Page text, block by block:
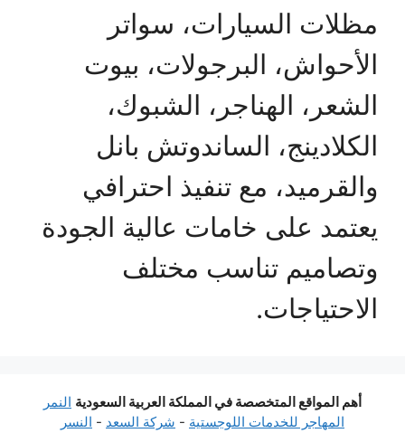
مظلات السيارات، سواتر
الأحواش، البرجولات، بيوت
الشعر، الهناجر، الشبوك،
الكلادينج، الساندوتش بانل
والقرميد، مع تنفيذ احترافي
يعتمد على خامات عالية الجودة
وتصاميم تناسب مختلف
الاحتياجات.
أهم المواقع المتخصصة في المملكة العربية السعودية النمر
المهاجر للخدمات اللوجستية - شركة السعد - النسر